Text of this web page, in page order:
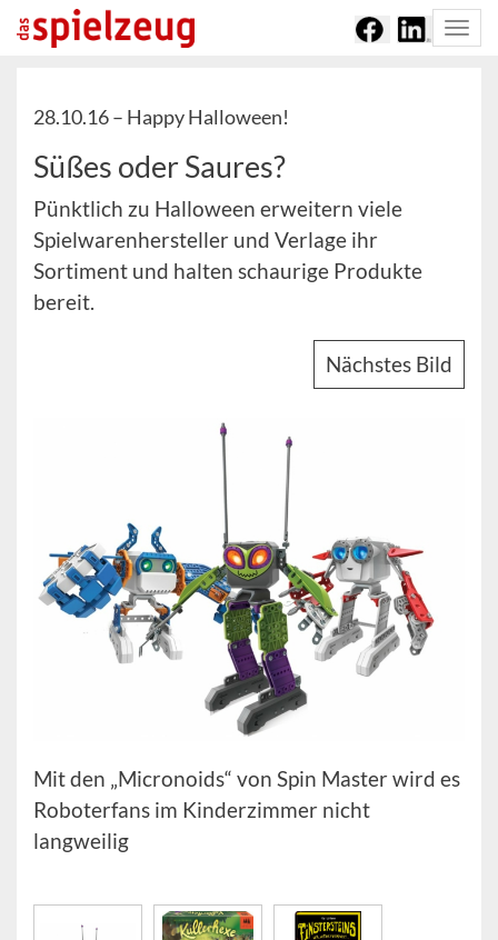
28.10.16 – Happy Halloween!
Süßes oder Saures?
Pünktlich zu Halloween erweitern viele
Spielwarenhersteller und Verlage ihr
Sortiment und halten schaurige Produkte
bereit.
Nächstes Bild
Mit den „Micronoids“ von Spin Master wird es
Roboterfans im Kinderzimmer nicht
langweilig